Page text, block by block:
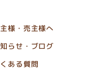
様・売主様へ
らせ・ブログ
ある質問